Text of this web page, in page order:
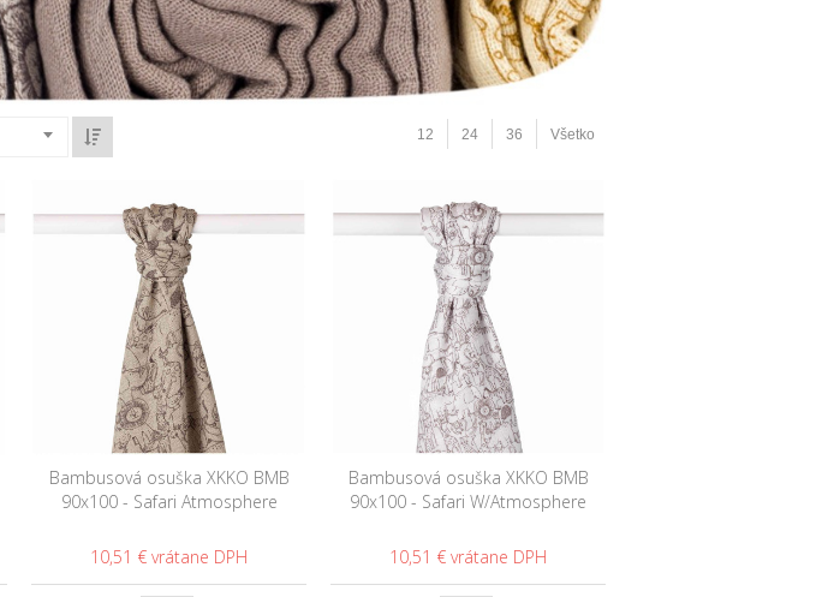
12 24 36 Všetko
Bambusová osuška XKKO BMB
90x100 - Safari Atmosphere
10,51 €
Bambusová osuška XKKO BMB
90x100 - Safari W/Atmosphere
10,51 €